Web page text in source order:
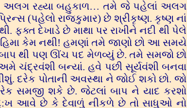
અલગ રહ્યા બહુકાળ… તમે જે પહેલાં અલગ
(પહેલો રાજકુમાર) છે શ્રીકૃષ્ણ. કૃષ્ણ નાં
ફક્ત દેખાડે છે માથા પર રાખીને નદી થી પેલે
કેમ નથી! હમણાં તમે જાણો છો આ સમયે
થી પણ ઊંચ પદ મેળવ્યું છે. તમે સમજો છો
અમે ચંદ્રવંશી બન્યાં. હવે પછી સૂર્યવંશી બનવા
દરેક પોતાની અવસ્થા ને જોઈ શકો છો. જો
સમજી શકે છે. જેટલાં બાપ ને યાદ કરશો
આવે છે કે દેવાળું નીકળે છે તો સાધુઓ નો